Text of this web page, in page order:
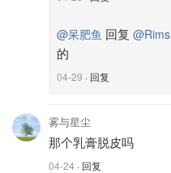
@呆肥鱼 回复 @Rims
的
04-29 · 回复
雾与星尘
那个乳膏脱皮吗
04-24 · 回复